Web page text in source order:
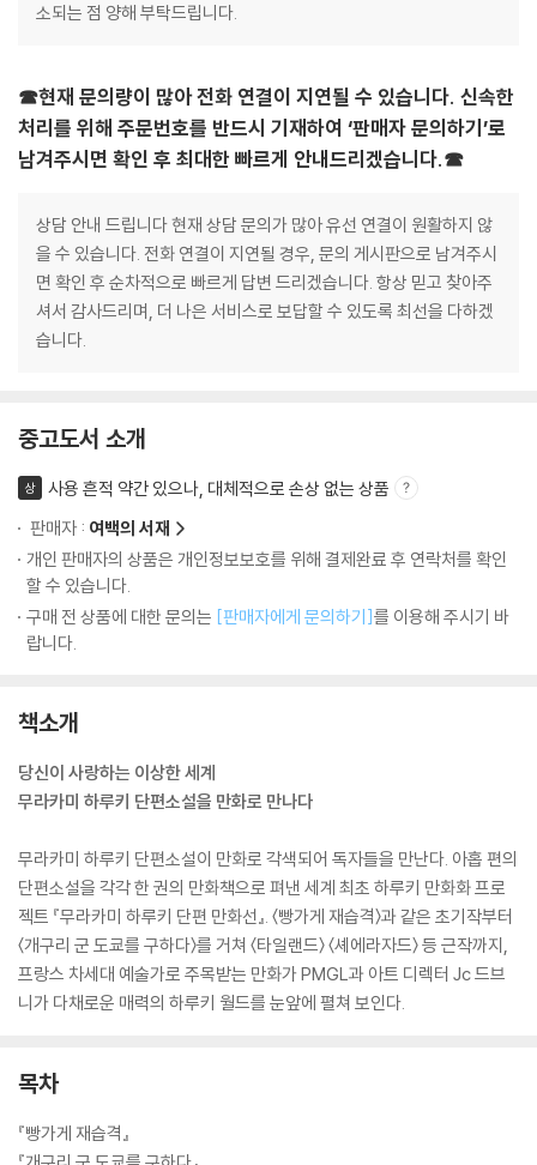
소되는 점 양해 부탁드립니다.
☎현재 문의량이 많아 전화 연결이 지연될 수 있습니다. 신속한
처리를 위해 주문번호를 반드시 기재하여 ‘판매자 문의하기’로
남겨주시면 확인 후 최대한 빠르게 안내드리겠습니다.☎
상담 안내 드립니다 현재 상담 문의가 많아 유선 연결이 원활하지 않
을 수 있습니다. 전화 연결이 지연될 경우, 문의 게시판으로 남겨주시
면 확인 후 순차적으로 빠르게 답변 드리겠습니다. 항상 믿고 찾아주
셔서 감사드리며, 더 나은 서비스로 보답할 수 있도록 최선을 다하겠
습니다.
중고도서 소개
상
사용 흔적 약간 있으나, 대체적으로 손상 없는 상품
판매자 : 여백의 서재
개인 판매자의 상품은 개인정보보호를 위해 결제완료 후 연락처를 확인
할 수 있습니다.
구매 전 상품에 대한 문의는 [판매자에게 문의하기]를 이용해 주시기 바
랍니다.
책소개
당신이 사랑하는 이상한 세계
무라카미 하루키 단편소설을 만화로 만나다
무라카미 하루키 단편소설이 만화로 각색되어 독자들을 만난다. 아홉 편의
단편소설을 각각 한 권의 만화책으로 펴낸 세계 최초 하루키 만화화 프로
젝트 『무라카미 하루키 단편 만화선』. 〈빵가게 재습격〉과 같은 초기작부터
〈개구리 군 도쿄를 구하다〉를 거쳐 〈타일랜드〉 〈셰에라자드〉 등 근작까지,
프랑스 차세대 예술가로 주목받는 만화가 PMGL과 아트 디렉터 Jc 드브
니가 다채로운 매력의 하루키 월드를 눈앞에 펼쳐 보인다.
목차
『빵가게 재습격』